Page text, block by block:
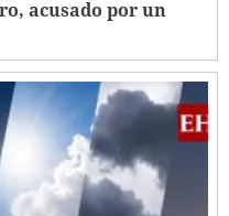
acusado por un